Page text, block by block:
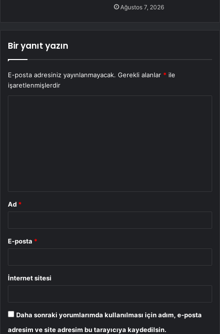
Ağustos 7, 2026
Bir yanıt yazın
E-posta adresiniz yayınlanmayacak. Gerekli alanlar * ile
işaretlenmişlerdir
Ad *
E-posta *
İnternet sitesi
Daha sonraki yorumlarımda kullanılması için adım, e-posta
adresim ve site adresim bu tarayıcıya kaydedilsin.